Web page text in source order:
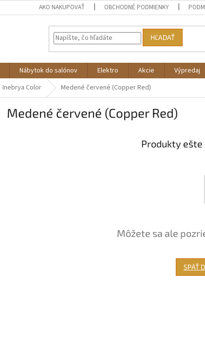
AKO NAKUPOVAŤ OBCHODNÉ PODMIENKY
HĽADAŤ
Nábytok do salónov Elektro Akcie Výpredaj
Inebrya Color Medené červené (Copper Red)
Medené červené (Copper Red)
Produkty
Môžete sa ale
SPÄŤ